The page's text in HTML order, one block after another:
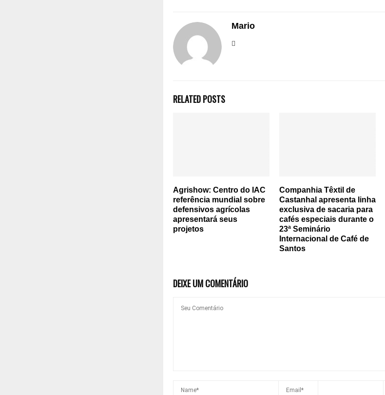
Mario
RELATED POSTS
Agrishow: Centro do IAC
referência mundial sobre
defensivos agrícolas
apresentará seus
projetos
Companhia Têxtil de
Castanhal apresenta linha
exclusiva de sacaria para
cafés especiais durante o
23ª Seminário
Internacional de Café de
Santos
DEIXE UM COMENTÁRIO